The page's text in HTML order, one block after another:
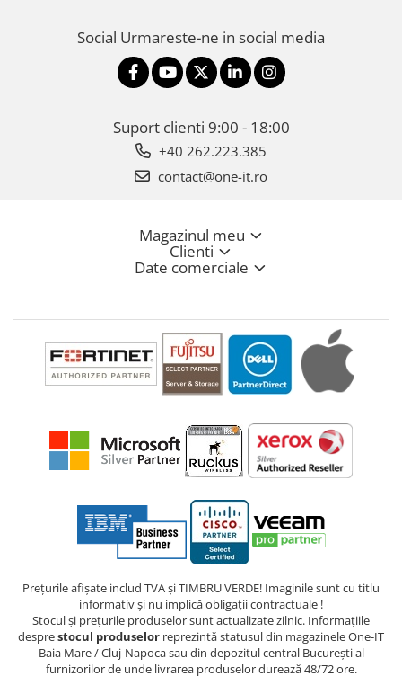
Social Urmareste-ne in social media
Suport clienti 9:00 - 18:00
+40 262.223.385
contact@one-it.ro
Magazinul meu
Clienti
Date comerciale
Prețurile afișate includ TVA și TIMBRU VERDE! Imaginile sunt cu titlu
informativ și nu implică obligații contractuale !
Stocul și prețurile produselor sunt actualizate zilnic. Informațiile
desprestocul produselor reprezintă statusul din magazinele One-IT
Baia Mare / Cluj-Napoca sau din depozitul central București al
furnizorilor de unde livrarea produselor durează 48/72 ore.